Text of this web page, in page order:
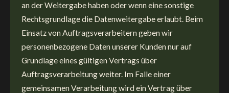
an der Weitergabe haben oder wenn eine sonstige
Rechtsgrundlage die Datenweitergabe erlaubt. Beim
Einsatz von Auftragsverarbeitern geben wir
personenbezogene Daten unserer Kunden nur auf
Grundlage eines gültigen Vertrags über
Auftragsverarbeitung weiter. Im Falle einer
gemeinsamen Verarbeitung wird ein Vertrag über